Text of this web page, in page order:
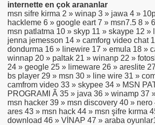
internette en çok arananlar
msn sifre kirma 2 » winap 3 » jawa 4 »
hackleme 6 » google eart 7 » msn7.5 8 »
msn patlatma 10 » skyp 11 » skaype 12 »
jenna jemesson 14 » camforg video chat
dondurma 16 » linewire 17 » emula 18 »
winnap 20 » paltak 21 » winanp 22 »
24 » geogle 25 » limeware 26 » areslite
bs player 29 » msn 30 » line wire 31 »
camfrom video 33 » skypee 34 » MSN
PROGRAMI Ã 35 » java 36 » winamp 37
msn hacker 39 » msn discovery 40 »
ares 43 » msn hack 44 » msn şifre kırma
download 46 » VİNAP 47 » araba